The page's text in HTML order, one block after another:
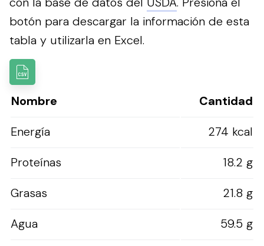
botón para descargar la información de esta
tabla y utilizarla en Excel.
Nombre
Cantidad
Energía
274 kcal
Proteínas
18.2 g
Grasas
21.8 g
Agua
59.5 g